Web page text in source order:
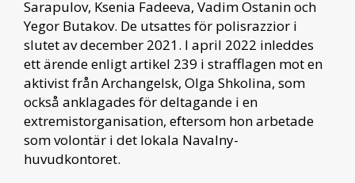
Sarapulov, Ksenia Fadeeva, Vadim Ostanin och
Yegor Butakov. De utsattes för polisrazzior i
slutet av december 2021. I april 2022 inleddes
ett ärende enligt artikel 239 i strafflagen mot en
aktivist från Archangelsk, Olga Shkolina, som
också anklagades för deltagande i en
extremistorganisation, eftersom hon arbetade
som volontär i det lokala Navalny-
huvudkontoret.